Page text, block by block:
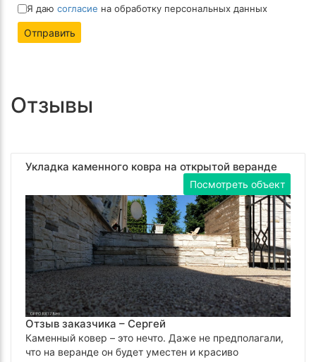
Я даю согласие на обработку персональных данных
Отправить
Отзывы
Укладка каменного ковра на открытой веранде
Посмотреть объект
Отзыв заказчика – Сергей
Каменный ковер – это нечто. Даже не предполагали,
что на веранде он будет уместен и красиво